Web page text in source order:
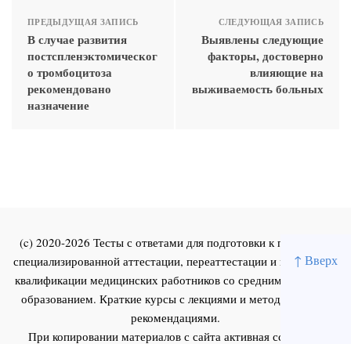
↑ Вверх
ПРЕДЫДУЩАЯ ЗАПИСЬ
В случае развития
постспленэктомическог
о тромбоцитоза
рекомендовано
назначение
СЛЕДУЮЩАЯ ЗАПИСЬ
Выявлены следующие
факторы, достоверно
влияющие на
выживаемость больных
(c) 2020-2026 Тесты с ответами для подготовки к первичной
специализированной аттестации, переаттестации и повышения
квалификации медицинских работников со средним и высшим
образованием. Краткие курсы с лекциями и методическими
рекомендациями.
При копировании материалов с сайта активная ссылка на